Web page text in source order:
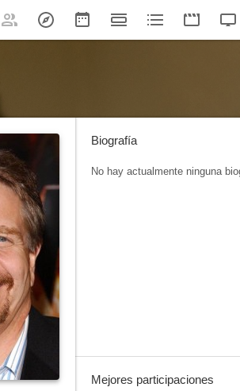
Biografía
No hay actualmente ninguna
Mejores participaciones